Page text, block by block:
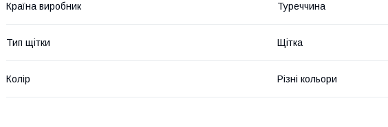
Країна виробник Туреччина
Тип щітки Щітка
Колір Різні кольори